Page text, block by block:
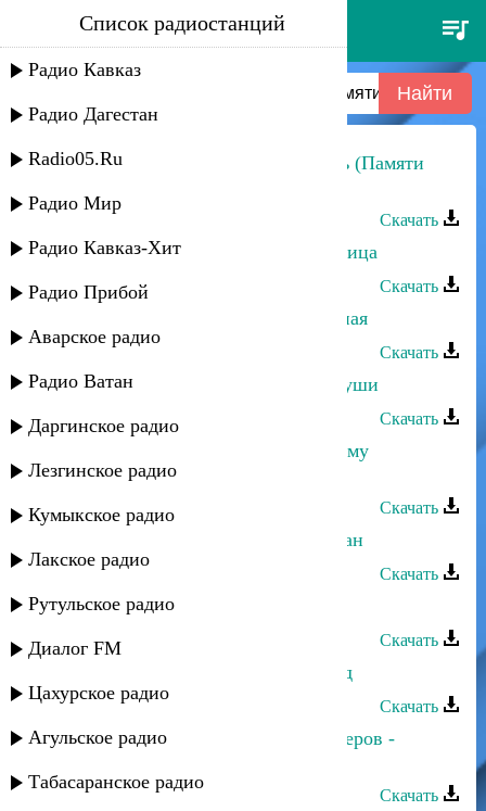
магомед-къади бахмудов -
салихъ (памяти магомед-салиха
гусаева)
Список радиостанций
Радио Кавказ
Радио Дагестан
Radio05.Ru
Радио Мир
Радио Кавказ-Хит
Радио Прибой
Аварское радио
Радио Ватан
Даргинское радио
Лезгинское радио
Кумыкское радио
Лакское радио
Рутульское радио
Диалог FM
Цахурское радио
Агульское радио
Табасаранское радио
Магомед-Къади Бахмудов - Салихъ (Памяти
Скачать
Магомед-Къади Бахмудов - Красавица
Скачать
Магомед-Къади Бахмудов - Народная
Скачать
Магомед-Къади Бахмудов - Боль души
Скачать
Магомед-Къади Бахмудов - Ассаламу
Алайкум, горцы
Скачать
Магомед-Къади Бахмудов - Дагестан
Скачать
Далгат Кантулов - Магомед-Амин
Скачать
Магомед Синдиков - Хаджи-Мурад
Скачать
Умалав Кебедов и Магомед Аликперов -
Скачать